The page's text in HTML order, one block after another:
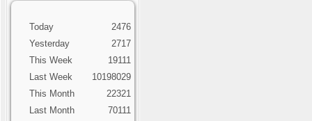
Today
Yesterday
This Week
Last Week
This Month
Last Month
2476
2717
19111
10198029
22321
70111